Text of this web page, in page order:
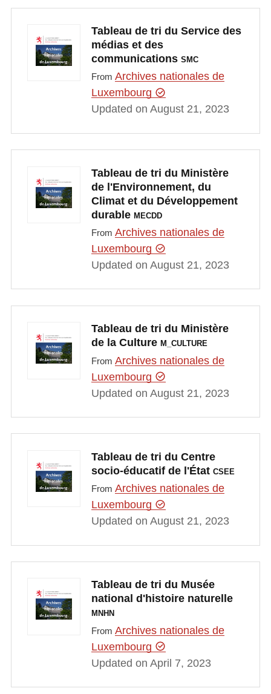
Tableau de tri du Service des
médias et des
communications SMC
From Archives nationales de
Luxembourg
Updated on August 21, 2023
Tableau de tri du Ministère
de l'Environnement, du
Climat et du Développement
durable MECDD
From Archives nationales de
Luxembourg
Updated on August 21, 2023
Tableau de tri du Ministère
de la Culture M_CULTURE
From Archives nationales de
Luxembourg
Updated on August 21, 2023
Tableau de tri du Centre
socio-éducatif de l'État CSEE
From Archives nationales de
Luxembourg
Updated on August 21, 2023
Tableau de tri du Musée
national d'histoire naturelle
MNHN
From Archives nationales de
Luxembourg
Updated on April 7, 2023